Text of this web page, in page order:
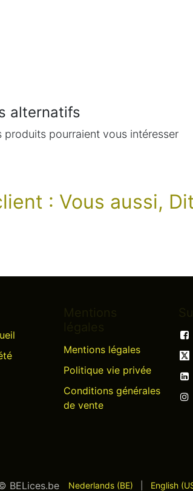
alternatifs
produits pourraient vous intéresser
: Vous aussi,
Mentions légales
Politique vie privée
Conditions générales
de vente
BELices.be Nederlands (BE) English